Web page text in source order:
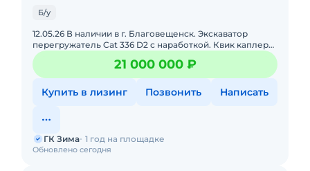
Б/у
12.05.26 В наличии в г. Благовещенск. Экскаватор
перегружатель Cat 336 D2 с наработкой. Квик каплер
(быстросъем), в комплекте удлиненная стрела и
рукоять с
21 000 000 ₽
Купить в лизинг Позвонить Написать
Обновлено сегодня
ГК Зима 1 год на площадке